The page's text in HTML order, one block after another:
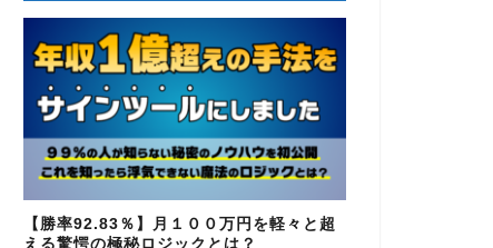
【勝率92.83％】月１００万円を軽々と超
える驚愕の極秘ロジックとは？